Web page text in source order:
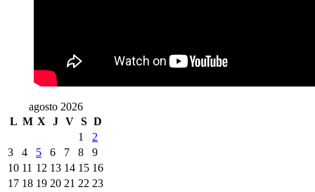
agosto 2026
L M X J V S D
1
2
3
4 5 6 7 8
9
10 11 12 13 14 15 16
17 18 19 20 21 22 23